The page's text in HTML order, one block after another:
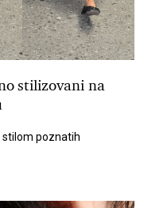
stilizovani na
stilom poznatih